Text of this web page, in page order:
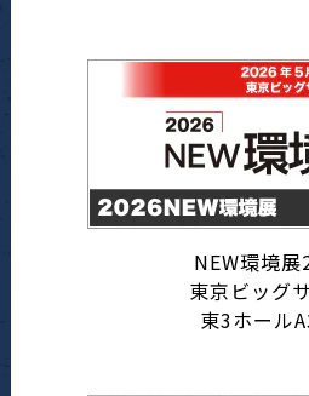
NEW環境
東京ビッグ
東3ホール